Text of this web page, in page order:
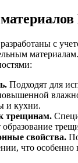
с
Подходят для
и кухни.
трещинам.
свойства.
что особенно